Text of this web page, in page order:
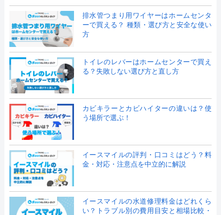
排水管つまり用ワイヤーはホームセンタ
ーで買える？ 種類・選び方と安全な使い
方
トイレのレバーはホームセンターで買え
る？失敗しない選び方と直し方
カビキラーとカビハイターの違いは？使
う場所で選ぶ！
イースマイルの評判・口コミはどう？料
金・対応・注意点を中立的に解説
イースマイルの水道修理料金はどれくら
い？トラブル別の費用目安と相場比較・